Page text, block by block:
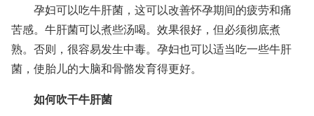
孕妇可以吃牛肝菌，这可以改善怀孕期间的疲劳和痛
苦感。牛肝菌可以煮些汤喝。效果很好，但必须彻底煮
熟。否则，很容易发生中毒。孕妇也可以适当吃一些牛肝
菌，使胎儿的大脑和骨骼发育得更好。
如何吹干牛肝菌